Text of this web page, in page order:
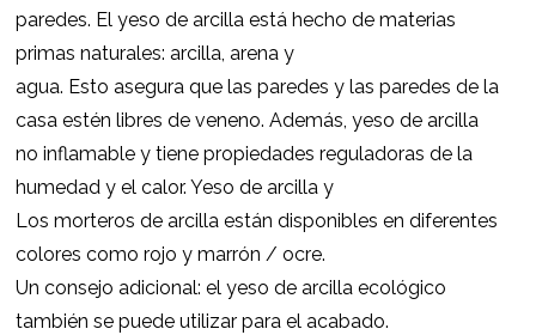
paredes. El yeso de arcilla está hecho de materias
primas naturales: arcilla, arena y
agua. Esto asegura que las paredes y las paredes de la
casa estén libres de veneno. Además, yeso de arcilla
no inflamable y tiene propiedades reguladoras de la
humedad y el calor. Yeso de arcilla y
Los morteros de arcilla están disponibles en diferentes
colores como rojo y marrón / ocre.
Un consejo adicional: el yeso de arcilla ecológico
también se puede utilizar para el acabado.